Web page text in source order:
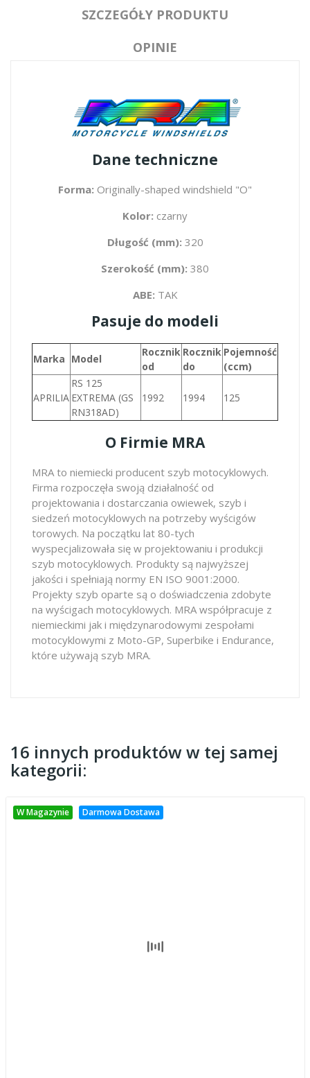
SZCZEGÓŁY PRODUKTU
OPINIE
Dane techniczne
Forma: Originally-shaped windshield "O"
Kolor: czarny
Długość (mm): 320
Szerokość (mm): 380
ABE: TAK
Pasuje do modeli
Marka Model
Rocznik
od
Rocznik
do
Pojemność
(ccm)
APRILIA
RS 125
EXTREMA (GS
RN318AD)
1992 1994 125
O Firmie MRA
MRA to niemiecki producent szyb motocyklowych.
Firma rozpoczęła swoją działalność od
projektowania i dostarczania owiewek, szyb i
siedzeń motocyklowych na potrzeby wyścigów
torowych. Na początku lat 80-tych
wyspecjalizowała się w projektowaniu i produkcji
szyb motocyklowych. Produkty są najwyższej
jakości i spełniają normy EN ISO 9001:2000.
Projekty szyb oparte są o doświadczenia zdobyte
na wyścigach motocyklowych. MRA współpracuje z
niemieckimi jak i międzynarodowymi zespołami
motocyklowymi z Moto-GP, Superbike i Endurance,
które używają szyb MRA.
16 innych produktów w tej samej
kategorii:
W Magazynie Darmowa Dostawa